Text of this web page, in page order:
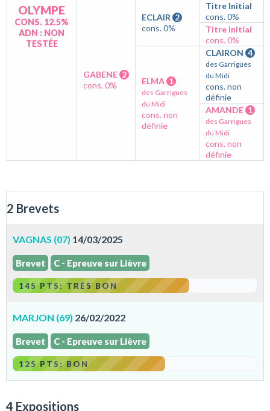
OLYMPE
CONS. 12.5%
ADN : NON
TESTÉE
GABENE 2
cons. 0%
ECLAIR 2
cons. 0%
Titre Initial
cons. 0%
Titre Initial
cons. 0%
ELMA 1
des Garrigues
du Midi
cons. non
définie
CLAIRON 4
des Garrigues
du Midi
cons. non
définie
AMANDE 1
des Garrigues
du Midi
cons. non
définie
2 Brevets
VAGNAS (07) 14/03/2025
Brevet C - Epreuve sur Lièvre
145 PTS: TRÈS BON
MARJON (69) 26/02/2022
Brevet C - Epreuve sur Lièvre
125 PTS: BON
4 Expositions